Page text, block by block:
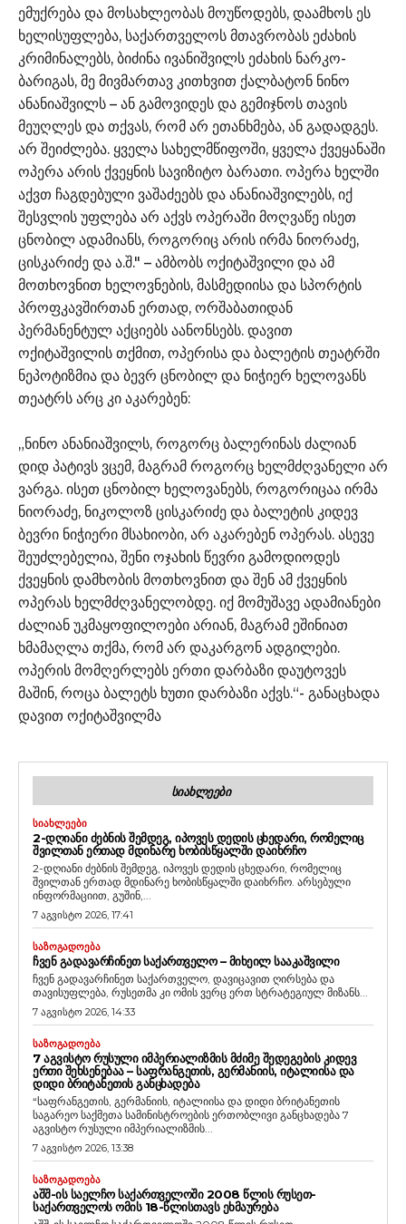
ემუქრება და მოსახლეობას მოუწოდებს, დაამხოს ეს
ხელისუფლება, საქართველოს მთავრობას ეძახის
კრიმინალებს, ბიძინა ივანიშვილს ეძახის ნარკო-
ბარიგას, მე მივმართავ კითხვით ქალბატონ ნინო
ანანიაშვილს – ან გამოვიდეს და გემიჯნოს თავის
მეუღლეს და თქვას, რომ არ ეთანხმება, ან გადადგეს.
არ შეიძლება. ყველა სახელმწიფოში, ყველა ქვეყანაში
ოპერა არის ქვეყნის სავიზიტო ბარათი. ოპერა ხელში
აქვთ ჩაგდებული ვაშაძეებს და ანანიაშვილებს, იქ
შესვლის უფლება არ აქვს ოპერაში მოღვაწე ისეთ
ცნობილ ადამიანს, როგორიც არის ირმა ნიორაძე,
ცისკარიძე და ა.შ." – ამბობს ოქიტაშვილი და ამ
მოთხოვნით ხელოვნების, მასმედიისა და სპორტის
პროფკავშირთან ერთად, ორშაბათიდან
პერმანენტულ აქციებს აანონსებს. დავით
ოქიტაშვილის თქმით, ოპერისა და ბალეტის თეატრში
ნეპოტიზმია და ბევრ ცნობილ და ნიჭიერ ხელოვანს
თეატრს არც კი აკარებენ:
„ნინო ანანიაშვილს, როგორც ბალერინას ძალიან
დიდ პატივს ვცემ, მაგრამ როგორც ხელმძღვანელი არ
ვარგა. ისეთ ცნობილ ხელოვანებს, როგორიცაა ირმა
ნიორაძე, ნიკოლოზ ცისკარიძე და ბალეტის კიდევ
ბევრი ნიჭიერი მსახიობი, არ აკარებენ ოპერას. ასევე
შეუძლებელია, შენი ოჯახის წევრი გამოდიოდეს
ქვეყნის დამხობის მოთხოვნით და შენ ამ ქვეყნის
ოპერას ხელმძღვანელობდე. იქ მომუშავე ადამიანები
ძალიან უკმაყოფილოები არიან, მაგრამ ეშინიათ
ხმამაღლა თქმა, რომ არ დაკარგონ ადგილები.
ოპერის მომღერლებს ერთი დარბაზი დაუტოვეს
მაშინ, როცა ბალეტს ხუთი დარბაზი აქვს.“- განაცხადა
დავით ოქიტაშვილმა
ᲡᲘᲐᲮᲚᲔᲔᲑᲘ
ᲡᲘᲐᲮᲚᲔᲔᲑᲘ
2-ᲓᲦᲘᲐᲜᲘ ᲫᲔᲑᲜᲘᲡ ᲨᲔᲛᲓᲔᲒ, ᲘᲞᲝᲕᲔᲡ ᲓᲔᲓᲘᲡ ᲪᲮᲔᲓᲐᲠᲘ, ᲠᲝᲛᲔᲚᲘᲪ
ᲨᲕᲘᲚᲗᲐᲜ ᲔᲠᲗᲐᲓ ᲛᲓᲘᲜᲐᲠᲔ ᲮᲝᲑᲘᲡᲬᲧᲐᲚᲨᲘ ᲓᲐᲘᲮᲠᲩᲝ
2-დღიანი ძებნის შემდეგ, იპოვეს დედის ცხედარი, რომელიც
შვილთან ერთად მდინარე ხობისწყალში დაიხრჩო. არსებული
ინფორმაციით, გუშინ,...
7 აგვისტო 2026, 17:41
ᲡᲐᲖᲝᲒᲐᲓᲝᲔᲑᲐ
ᲩᲕᲔᲜ ᲒᲐᲓᲐᲕᲐᲠᲩᲘᲜᲔᲗ ᲡᲐᲥᲐᲠᲗᲕᲔᲚᲝ – ᲛᲘᲮᲔᲘᲚ ᲡᲐᲐᲙᲐᲨᲕᲘᲚᲘ
ჩვენ გადავარჩინეთ საქართველო, დავიცავით ღირსება და
თავისუფლება, რუსეთმა კი ომის ვერც ერთ სტრატეგიულ მიზანს...
7 აგვისტო 2026, 14:33
ᲡᲐᲖᲝᲒᲐᲓᲝᲔᲑᲐ
7 ᲐᲒᲕᲘᲡᲢᲝ ᲠᲣᲡᲣᲚᲘ ᲘᲛᲞᲔᲠᲘᲐᲚᲘᲖᲛᲘᲡ ᲛᲫᲘᲛᲔ ᲨᲔᲓᲔᲒᲔᲑᲘᲡ ᲙᲘᲓᲔᲕ
ᲔᲠᲗᲘ ᲨᲔᲮᲡᲔᲜᲔᲑᲐᲐ – ᲡᲐᲤᲠᲐᲜᲒᲔᲗᲘᲡ, ᲒᲔᲠᲛᲐᲜᲘᲘᲡ, ᲘᲢᲐᲚᲘᲘᲡᲐ ᲓᲐ
ᲓᲘᲓᲘ ᲑᲠᲘᲢᲐᲜᲔᲗᲘᲡ ᲒᲐᲜᲪᲮᲐᲓᲔᲑᲐ
“საფრანგეთის, გერმანიის, იტალიისა და დიდი ბრიტანეთის
საგარეო საქმეთა სამინისტროების ერთობლივი განცხადება 7
აგვისტო რუსული იმპერიალიზმის...
7 აგვისტო 2026, 13:38
ᲡᲐᲖᲝᲒᲐᲓᲝᲔᲑᲐ
ᲐᲨᲨ-ᲘᲡ ᲡᲐᲔᲚᲩᲝ ᲡᲐᲥᲐᲠᲗᲕᲔᲚᲝᲨᲘ 2008 ᲬᲚᲘᲡ ᲠᲣᲡᲔᲗ-
ᲡᲐᲥᲐᲠᲗᲕᲔᲚᲝᲡ ᲝᲛᲘᲡ 18-ᲬᲚᲘᲡᲗᲐᲕᲡ ᲔᲮᲛᲐᲣᲠᲔᲑᲐ